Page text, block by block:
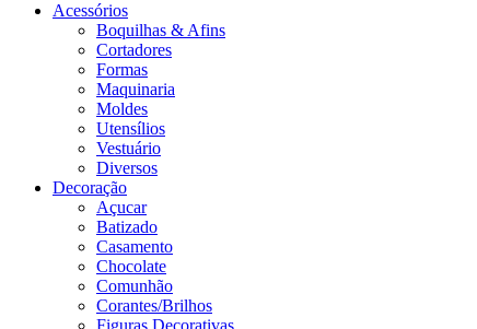
Acessórios
Boquilhas & Afins
Cortadores
Formas
Maquinaria
Moldes
Utensílios
Vestuário
Diversos
Decoração
Açucar
Batizado
Casamento
Chocolate
Comunhão
Corantes/Brilhos
Figuras Decorativas